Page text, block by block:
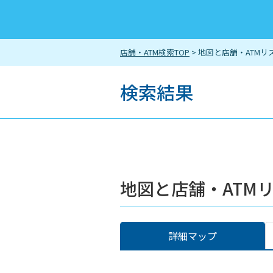
店舗・ATM検索TOP > 地図と店舗・ATMリ
検索結果
地図と店舗・ATM
詳細マップ